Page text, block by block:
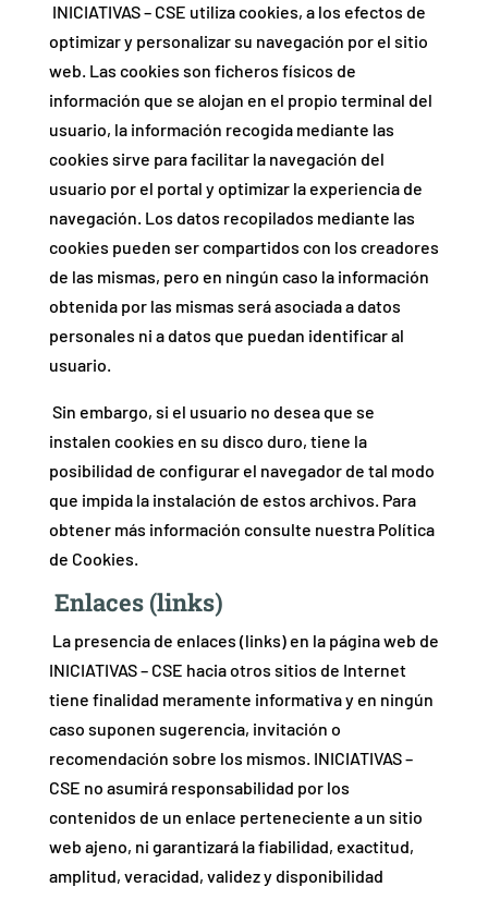
INICIATIVAS – CSE utiliza cookies, a los efectos de
optimizar y personalizar su navegación por el sitio
web. Las cookies son ficheros físicos de
información que se alojan en el propio terminal del
usuario, la información recogida mediante las
cookies sirve para facilitar la navegación del
usuario por el portal y optimizar la experiencia de
navegación. Los datos recopilados mediante las
cookies pueden ser compartidos con los creadores
de las mismas, pero en ningún caso la información
obtenida por las mismas será asociada a datos
personales ni a datos que puedan identificar al
usuario.
Sin embargo, si el usuario no desea que se
instalen cookies en su disco duro, tiene la
posibilidad de configurar el navegador de tal modo
que impida la instalación de estos archivos. Para
obtener más información consulte nuestra Política
de Cookies.
Enlaces (links)
La presencia de enlaces (links) en la página web de
INICIATIVAS – CSE hacia otros sitios de Internet
tiene finalidad meramente informativa y en ningún
caso suponen sugerencia, invitación o
recomendación sobre los mismos. INICIATIVAS –
CSE no asumirá responsabilidad por los
contenidos de un enlace perteneciente a un sitio
web ajeno, ni garantizará la fiabilidad, exactitud,
amplitud, veracidad, validez y disponibilidad